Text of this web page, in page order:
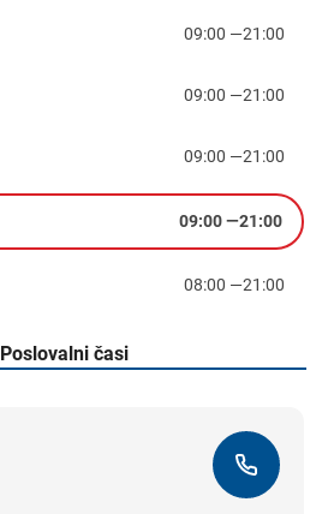
09:00 —21:00
09:00 —21:00
09:00 —21:00
09:00—21:00
08:00 —21:00
Poslovalni časi